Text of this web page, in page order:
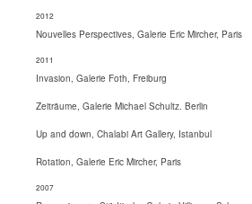
2012
Nouvelles Perspectives, Galerie Eric Mircher, Paris
2011
Invasion, Galerie Foth, Freiburg
Zeiträume, Galerie Michael Schultz. Berlin
Up and down, Chalabi Art Gallery, Istanbul
Rotation, Galerie Eric Mircher, Paris
2007